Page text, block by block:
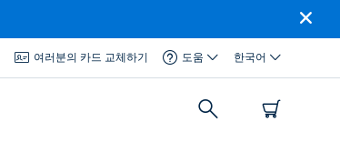
여러분의 카드 교체하기 도움 한국어